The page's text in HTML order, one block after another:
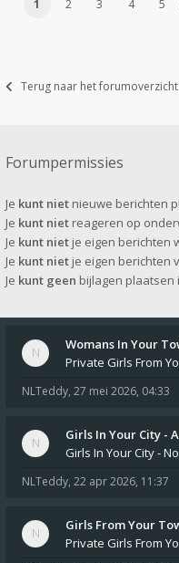
1 2 3 4 5
Terug naar het forumoverzicht
Forumpermissies
Je kunt niet nieuwe berichten
Je kunt niet reageren op
Je kunt niet je eigen berichten
Je kunt niet je eigen berichten
Je kunt geen bijlagen plaatsen
Womans In Your
NLTeddy, 27 mei 2026, 04:33
Girls In Your City -
NLTeddy, 22 apr 2026, 11:37
Girls From Your